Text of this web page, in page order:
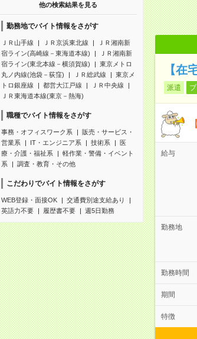
他の検索結果を見る
勤務地でバイト情報をさがす
ＪＲ山手線 ＪＲ京浜東北線
ＪＲ湘南新
宿ライン(高崎線－東海道本線)
ＪＲ湘南新
宿ライン(東北本線－横須賀線)
東京メトロ
丸ノ内線(池袋－荻窪)
ＪＲ総武線
東京メ
トロ銀座線
都営大江戸線
ＪＲ中央線
ＪＲ東海道本線(東京－熱海)
職種でバイト情報をさがす
事務・オフィスワーク系
販売・サービス・
営業系
IT・エンジニア系 技術系
医
療・介護・福祉系
軽作業・警備・イベント
系
調査・教育・その他
こだわりでバイト情報をさがす
WEB登録・面接OK
交通費別途支給あり
英語力不要
履歴書不要 週5日勤務
【在
派遣
給与
勤務地
勤務時間
期間
特徴